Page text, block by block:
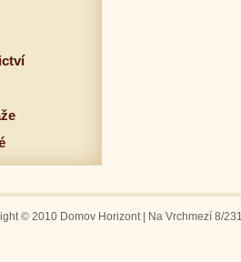
© 2010 Domov Horizont | Na Vrchmezí 8/